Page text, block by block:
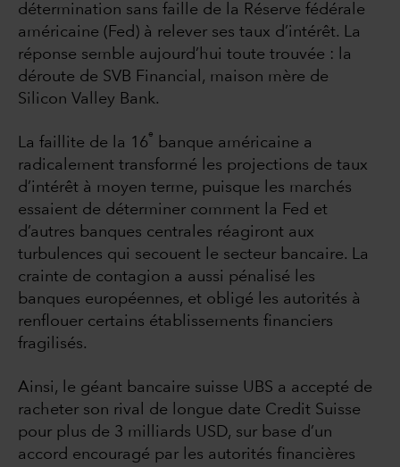
détermination sans faille de la Réserve fédérale
américaine (Fed) à relever ses taux d’intérêt. La
réponse semble aujourd’hui toute trouvée : la
déroute de SVB Financial, maison mère de
Silicon Valley Bank.
La faillite de la 16
e
banque américaine a
radicalement transformé les projections de taux
d’intérêt à moyen terme, puisque les marchés
essaient de déterminer comment la Fed et
d’autres banques centrales réagiront aux
turbulences qui secouent le secteur bancaire. La
crainte de contagion a aussi pénalisé les
banques européennes, et obligé les autorités à
renflouer certains établissements financiers
fragilisés.
Ainsi, le géant bancaire suisse UBS a accepté de
racheter son rival de longue date Credit Suisse
pour plus de 3 milliards USD, sur base d’un
accord encouragé par les autorités financières